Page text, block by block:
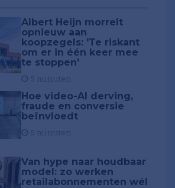
Albert Heijn morrelt
opnieuw aan
koopzegels: 'Te riskant
om er in één keer mee
te stoppen'
Hoe video-AI derving,
fraude en conversie
beïnvloedt
Van hype naar houdbaar
model: zo werken
retailabonnementen wél